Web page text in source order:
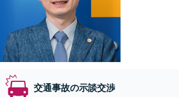
交通事故の示談交渉